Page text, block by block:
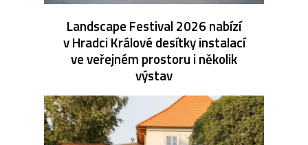
Landscape Festival 2026 nabízí
v Hradci Králové desítky instalací
ve veřejném prostoru i několik
výstav